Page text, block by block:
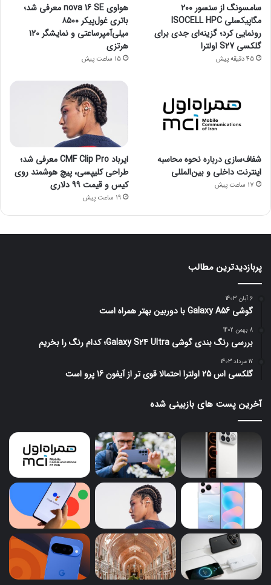
سامسونگ از سنسور ۲۰۰
مگاپیکسلی ISOCELL HPC
رونمایی کرد؛ گزینه‌ای جدی برای
گلکسی S27 اولترا
45 دقیقه پیش
هواوی nova 16 SE معرفی شد؛
باتری غول‌پیکر ۸۵۰۰
میلی‌آمپرساعتی و نمایشگر ۱۲۰
هرتزی
15 ساعت پیش
شفاف‌سازی درباره نحوه محاسبه
اینترنت داخلی و بین‌المللی
17 ساعت پیش
ایرباد CMF Clip Pro معرفی شد؛
طراحی کلیپسی، پیچ هوشمند روی
کیس و قیمت ۹۹ دلاری
19 ساعت پیش
پربازدیدترین مطالب
6 آبان 1403
گوشی Galaxy A56 با دوربین بهتر همراه است
8 بهمن 1402
بررسی رنگ بندی گوشی Galaxy S24 Ultra؛ کدام رنگ را بخریم
17 مرداد 1403
گلکسی اس 25 اولترا احتمالا قوی تر از آیفون 16 پرو است
آخرین پست های بازبینی شده